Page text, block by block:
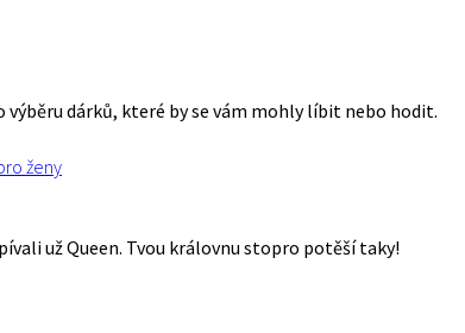
výběru dárků, které by se vám mohly líbit nebo hodit.
ženy
už Queen. Tvou královnu stopro potěší taky!